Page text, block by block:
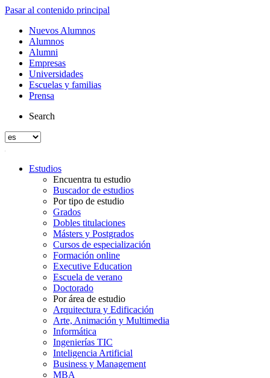
Pasar al contenido principal
Nuevos Alumnos
Alumnos
Alumni
Empresas
Universidades
Escuelas y familias
Prensa
Search
Estudios
Encuentra tu estudio
Buscador de estudios
Por tipo de estudio
Grados
Dobles titulaciones
Másters y Postgrados
Cursos de especialización
Formación online
Executive Education
Escuela de verano
Doctorado
Por área de estudio
Arquitectura y Edificación
Arte, Animación y Multimedia
Informática
Ingenierías TIC
Inteligencia Artificial
Business y Management
MBA